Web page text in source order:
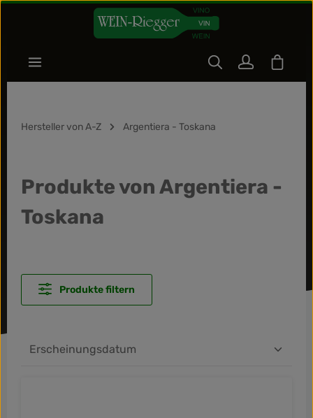
Zum Hauptinhalt springen
Hersteller von A-Z Argentiera - Toskana
Produkte von Argentiera -
Toskana
Produkte filtern